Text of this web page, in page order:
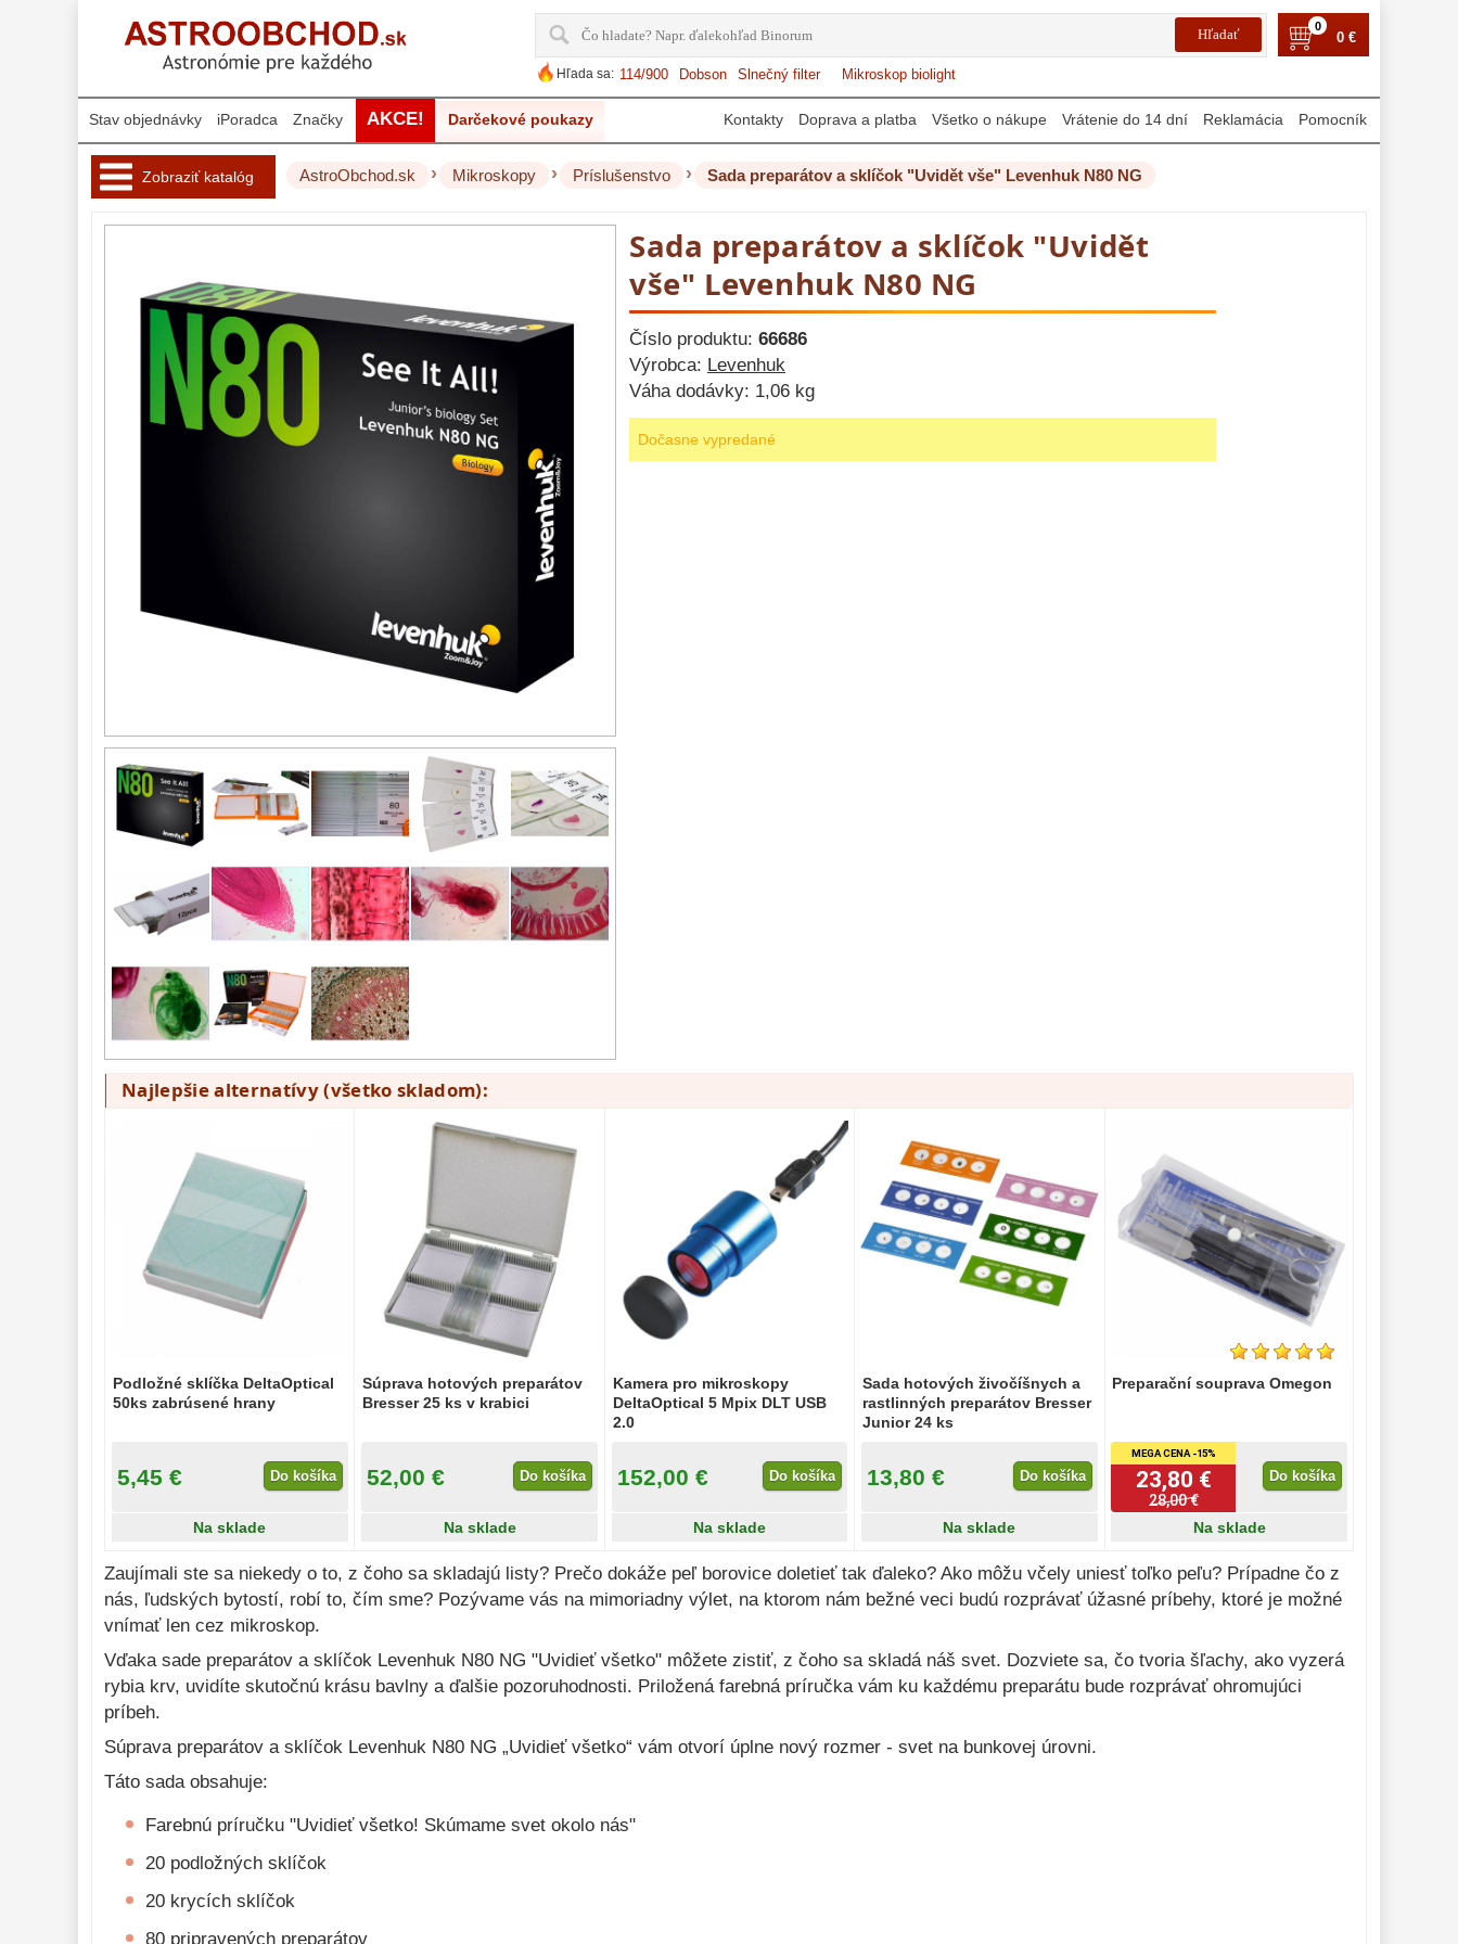
0
0 €
Hľada sa: 114/900 Dobson Slnečný filter Mikroskop biolight
Stav objednávky iPoradca Značky AKCE! Darčekové poukazy Kontakty Doprava a platba Všetko o nákupe Vrátenie do 14 dní Reklamácia Pomocník
Zobraziť katalóg
Filtre 182
príslušenstvo
175
Montáže 93
Diaľkomery a Nočné
Pre deti
Školské
Biologické 34
Digitální 8
10
Príslušenstvo 17
Meteostanice 52
Foto stativy 10
Lupy 69
Darčekové
poukazy
AstroObchod.sk › Mikroskopy › Príslušenstvo › Sada preparátov a sklíčok "Uvidět vše" Levenhuk N80 NG
Sada preparátov a sklíčok "Uvidět
vše" Levenhuk N80 NG
Číslo produktu: 66686
Výrobca: Levenhuk
Váha dodávky: 1,06 kg
Dočasne vypredané
Najlepšie alternatívy (všetko skladom):
Podložné sklíčka DeltaOptical
50ks zabrúsené hrany
5,45 € Do košíka
Na sklade
Súprava hotových preparátov
Bresser 25 ks v krabici
52,00 € Do košíka
Na sklade
Kamera pro mikroskopy
DeltaOptical 5 Mpix DLT USB
2.0
152,00 € Do košíka
Na sklade
Sada hotových živočíšnych a
rastlinných preparátov Bresser
Junior 24 ks
13,80 € Do košíka
Na sklade
Preparační souprava Omegon
MEGA CENA -15%
23,80 €
28,00 €
Do košíka
Na sklade
Mikroskopické krycí skla
Podložní sklíčka DeltaOptical
Zaujímali ste sa niekedy o to, z čoho sa skladajú listy? Prečo dokáže peľ borovice doletieť tak ďaleko? Ako môžu včely uniesť toľko peľu? Prípadne čo z
nás, ľudských bytostí, robí to, čím sme? Pozývame vás na mimoriadny výlet, na ktorom nám bežné veci budú rozprávať úžasné príbehy, ktoré je možné
vnímať len cez mikroskop.
Vďaka sade preparátov a sklíčok Levenhuk N80 NG "Uvidieť všetko" môžete zistiť, z čoho sa skladá náš svet. Dozviete sa, čo tvoria šľachy, ako vyzerá
rybia krv, uvidíte skutočnú krásu bavlny a ďalšie pozoruhodnosti. Priložená farebná príručka vám ku každému preparátu bude rozprávať ohromujúci
príbeh.
Súprava preparátov a sklíčok Levenhuk N80 NG „Uvidieť všetko“ vám otvorí úplne nový rozmer - svet na bunkovej úrovni.
Táto sada obsahuje:
Farebnú príručku "Uvidieť všetko! Skúmame svet okolo nás"
20 podložných sklíčok
20 krycích sklíčok
80 pripravených preparátov